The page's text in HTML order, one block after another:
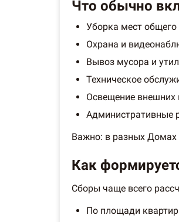
Что обычно
Уборка мест
Охрана и
Вывоз мусора и
Техническое
Освещение внешних
Административные
Важно: в разных Домах
Как
Сборы чаще всего
По площади